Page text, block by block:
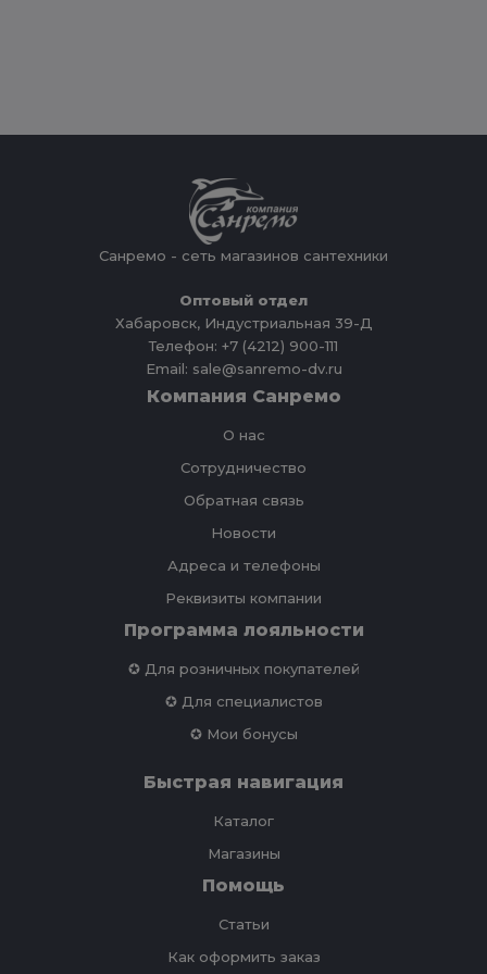
Санремо - сеть магазинов сантехники
Оптовый отдел
Хабаровск, Индустриальная 39-Д
Телефон: +7 (4212) 900-111
Email: sale@sanremo-dv.ru
Компания Санремо
О нас
Сотрудничество
Обратная связь
Новости
Адреса и телефоны
Реквизиты компании
Программа лояльности
✪ Для розничных покупателей
✪ Для специалистов
✪ Мои бонусы
Быстрая навигация
Каталог
Магазины
Помощь
Статьи
Как оформить заказ